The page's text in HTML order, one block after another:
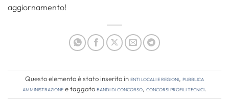
aggiornamento!
Questo elemento è stato inserito inEnti locali e regioni, Pubblica
amministrazionee taggatobandi di concorso, concorsi profili tecnici.